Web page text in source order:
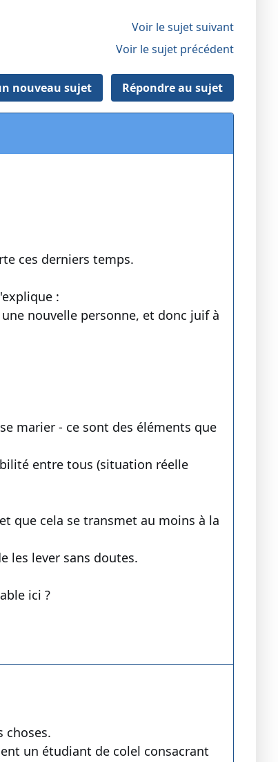
Voir le sujet suivant
Voir le sujet précédent
nouveau sujet Répondre au sujet
ces derniers temps.
:
nouvelle personne, et donc juif à
marier - ce sont des éléments que
entre tous (situation réelle
que cela se transmet au moins à la
les lever sans doutes.
ici ?
choses.
un étudiant de colel consacrant